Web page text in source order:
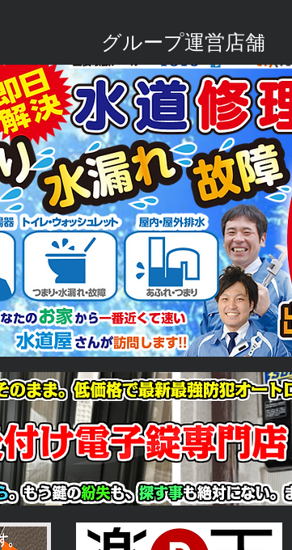
​グループ運営店舗